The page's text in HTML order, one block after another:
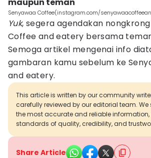
Senyawaa Coffee(instagram.com/
Yuk, segera agendakan
Coffee and eatery bersama
Semoga artikel mengenai info
gambaran kamu sebelum ke
and eatery.
This article is written by our community
carefully reviewed by our editorial team. We
the most accurate and reliable
standards of quality, credibility, and
Share Article